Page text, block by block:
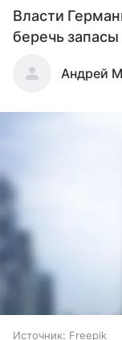
Власти
беречь
Андрей
Источник: Freepik